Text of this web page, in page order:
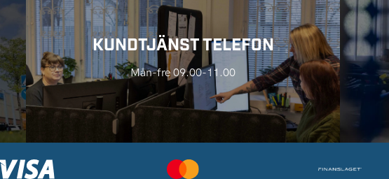
KUNDTJÄNST TELEFON
Mån-fre 09.00-11.00